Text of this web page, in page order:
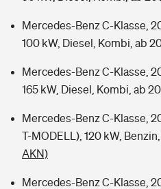
Mercedes-Benz C-Klasse,
100 kW, Diesel, Kombi, ab
Mercedes-Benz C-Klasse,
165 kW, Diesel, Kombi, ab
Mercedes-Benz C-Klasse,
T-MODELL), 120 kW,
AKN)
Mercedes-Benz C-Klasse,